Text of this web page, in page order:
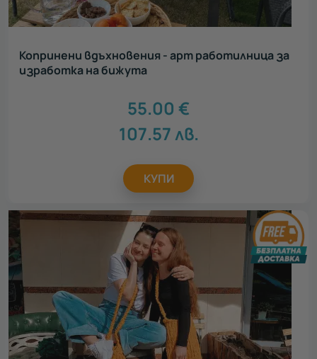
Копринени вдъхновения - арт работилница за
изработка на бижута
55.00 €
107.57лв.
КУПИ